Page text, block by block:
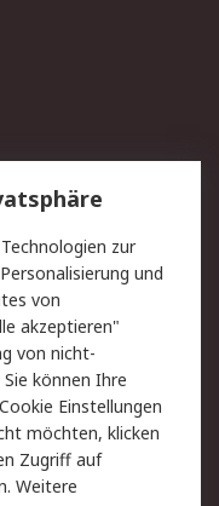
zur
und
von
akzeptieren"
von nicht-
können Ihre
Einstellungen
möchten, klicken
Zugriff auf
Weitere